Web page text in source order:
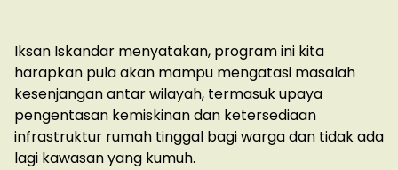
Iksan Iskandar menyatakan, program ini kita
harapkan pula akan mampu mengatasi masalah
kesenjangan antar wilayah, termasuk upaya
pengentasan kemiskinan dan ketersediaan
infrastruktur rumah tinggal bagi warga dan tidak ada
lagi kawasan yang kumuh.